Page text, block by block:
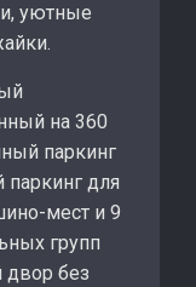
уютные
на 360
паркинг
для
мест и 9
групп
двор без